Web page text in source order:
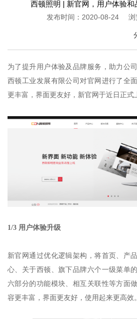
西顿照明 | 新官网，用户体验
发布时间：2020-08-24 浏
为了提升用户体验及品牌服务，助力公
西顿工业发展有限公司对官网进行了全
更丰富，界面更友好，新官网于近日正式
1/3 用户体验升级
新官网通过优化逻辑架构，将首页、产
心、关于西顿、旗下品牌六个一级菜单
六部分的功能模块、相互关联性等方面
容更丰富，界面更友好，使用起来更高效。